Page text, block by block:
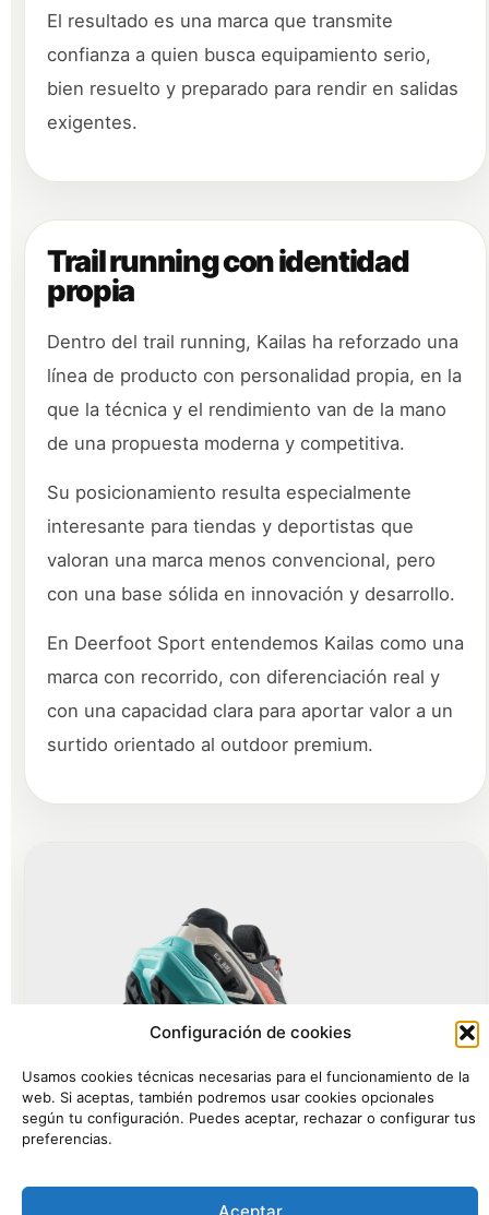
Configuración de cookies
Usamos cookies técnicas necesarias para el funcionamiento de la
web. Si aceptas, también podremos usar cookies opcionales
según tu configuración. Puedes aceptar, rechazar o configurar tus
preferencias.
Aceptar
El resultado es una marca que transmite
confianza a quien busca equipamiento serio,
bien resuelto y preparado para rendir en salidas
exigentes.
Trail running con identidad
propia
Dentro del trail running, Kailas ha reforzado una
línea de producto con personalidad propia, en la
que la técnica y el rendimiento van de la mano
de una propuesta moderna y competitiva.
Su posicionamiento resulta especialmente
interesante para tiendas y deportistas que
valoran una marca menos convencional, pero
con una base sólida en innovación y desarrollo.
En Deerfoot Sport entendemos Kailas como una
marca con recorrido, con diferenciación real y
con una capacidad clara para aportar valor a un
surtido orientado al outdoor premium.